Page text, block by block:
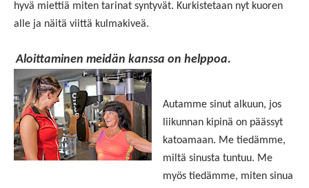
hyvä miettiä miten tarinat syntyvät. Kurkistetaan nyt kuoren
alle ja näitä viittä kulmakiveä.
Aloittaminen meidän kanssa on helppoa.
Autamme sinut alkuun, jos
liikunnan kipinä on päässyt
katoamaan. Me tiedämme,
miltä sinusta tuntuu. Me
myös tiedämme, miten sinua